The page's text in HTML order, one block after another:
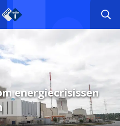
energiecrisissen